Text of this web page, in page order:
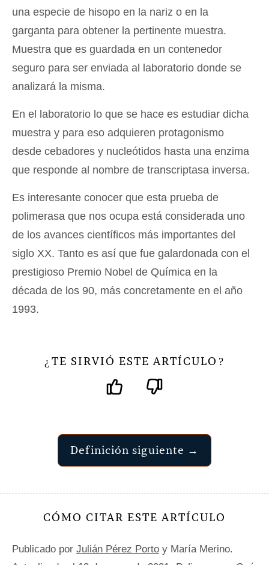
una especie de hisopo en la nariz o en la
garganta para obtener la pertinente muestra.
Muestra que es guardada en un contenedor
seguro para ser enviada al laboratorio donde se
analizará la misma.
En el laboratorio lo que se hace es estudiar dicha
muestra y para eso adquieren protagonismo
desde cebadores y nucleótidos hasta una enzima
que responde al nombre de transcriptasa inversa.
Es interesante conocer que esta prueba de
polimerasa que nos ocupa está considerada uno
de los avances científicos más importantes del
siglo XX. Tanto es así que fue galardonada con el
prestigioso Premio Nobel de Química en la
década de los 90, más concretamente en el año
1993.
¿ TE SIRVIÓ ESTE ARTÍCULO ?
Definición siguiente →
CÓMO CITAR ESTE ARTÍCULO
Publicado por Julián Pérez Porto y María Merino.